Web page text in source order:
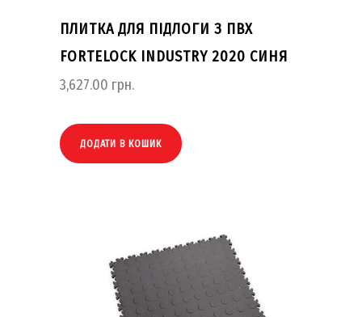
ПЛИТКА ДЛЯ ПІДЛОГИ З ПВХ
FORTELOCK INDUSTRY 2020 СИНЯ
3,627.00 грн.
ДОДАТИ В КОШИК